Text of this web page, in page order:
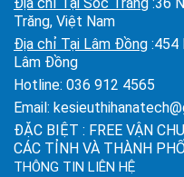
Trăng, Việt Nam
Địa chỉ Tại Lâm Đồng :454
Lâm Đồng
Hotline: 036 912 4565
Email:
ĐẶC BIỆT : FREE VẬN
CÁC TỈNH VÀ THÀNH
THÔNG TIN LIÊN HỆ